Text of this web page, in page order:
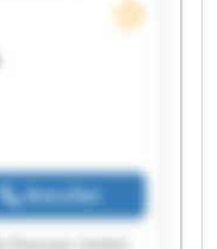
Anrufen